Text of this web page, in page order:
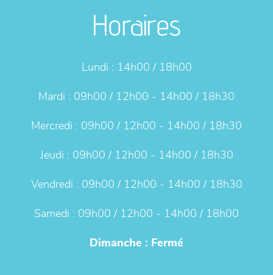
Horaires
Lundi : 14h00 / 18h00
Mardi : 09h00 / 12h00 - 14h00 / 18h30
Mercredi : 09h00 / 12h00 - 14h00 / 18h30
Jeudi : 09h00 / 12h00 - 14h00 / 18h30
Vendredi : 09h00 / 12h00 - 14h00 / 18h30
Samedi : 09h00 / 12h00 - 14h00 / 18h00
Dimanche : Fermé